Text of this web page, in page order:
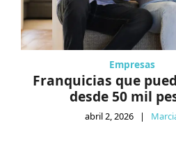
Empresas
Franquicias que
desde 50 mil
abril 2, 2026 |